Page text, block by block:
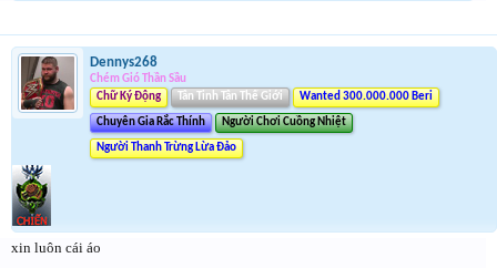
Dennys268
Chém Gió Thần Sầu
Chữ Ký Động
Tân Tinh Tân Thế Giới Wanted 300.000.000 Beri
Chuyên Gia Rắc Thính Người Chơi Cuồng Nhiệt
Người Thanh Trừng Lừa Đảo
xin luôn cái áo